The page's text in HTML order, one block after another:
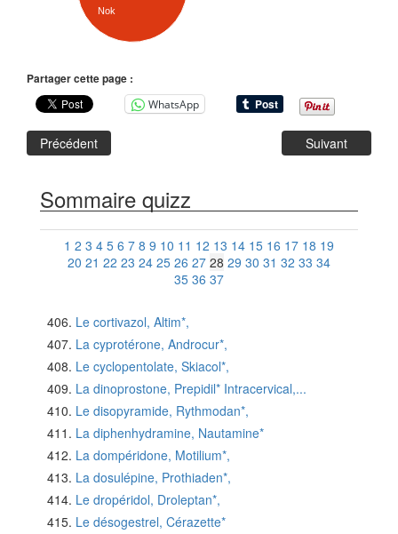
Nok
Partager cette page :
WhatsApp
Précédent Suivant
Sommaire quizz
1 2 3 4 5 6 7 8 9 10 11 12 13 14 15 16 17 18 19
20 21 22 23 24 25 26 27 28 29 30 31 32 33 34
35 36 37
Le cortivazol, Altim*,
La cyprotérone, Androcur*,
Le cyclopentolate, Skiacol*,
La dinoprostone, Prepidil* Intracervical,...
Le disopyramide, Rythmodan*,
La diphenhydramine, Nautamine*
La dompéridone, Motilium*,
La dosulépine, Prothiaden*,
Le dropéridol, Droleptan*,
Le désogestrel, Cérazette*